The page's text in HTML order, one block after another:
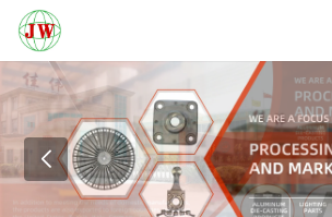
العربية Български Deutsch